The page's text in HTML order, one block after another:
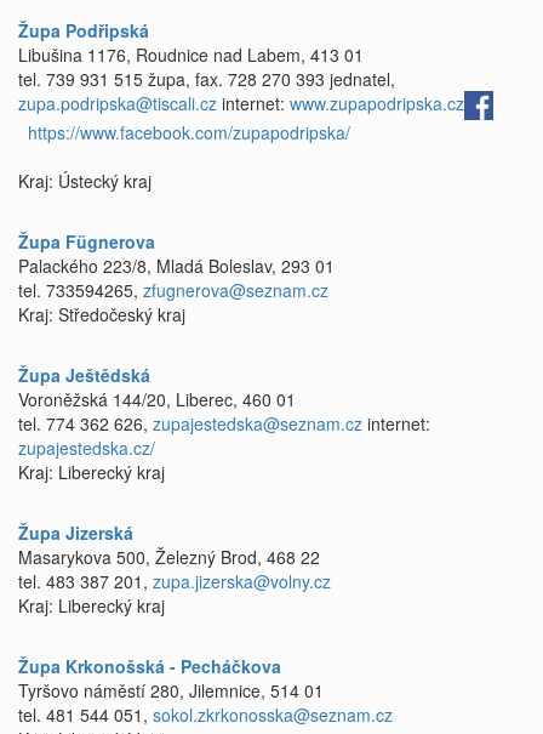
Župa Podřipská
Libušina 1176, Roudnice nad Labem, 413 01
tel. 739 931 515 župa, fax. 728 270 393 jednatel,
zupa.podripska@tiscali.cz internet: www.zupapodripska.cz
https://www.facebook.com/zupapodripska/
Kraj: Ústecký kraj
Župa Fügnerova
Palackého 223/8, Mladá Boleslav, 293 01
tel. 733594265, zfugnerova@seznam.cz
Kraj: Středočeský kraj
Župa Ještědská
Voroněžská 144/20, Liberec, 460 01
tel. 774 362 626, zupajestedska@seznam.cz internet:
zupajestedska.cz/
Kraj: Liberecký kraj
Župa Jizerská
Masarykova 500, Železný Brod, 468 22
tel. 483 387 201, zupa.jizerska@volny.cz
Kraj: Liberecký kraj
Župa Krkonošská - Pecháčkova
Tyršovo náměstí 280, Jilemnice, 514 01
tel. 481 544 051, sokol.zkrkonosska@seznam.cz